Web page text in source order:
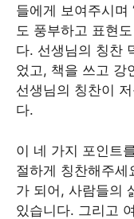
들에게 보여주시며
도 풍부하고 표현
다. 선생님의 칭찬
었고, 책을 쓰고 강
선생님의 칭찬이
다.
이 네 가지 포인트
절하게 칭찬해주
가 되어, 사람들의
있습니다. 그리고